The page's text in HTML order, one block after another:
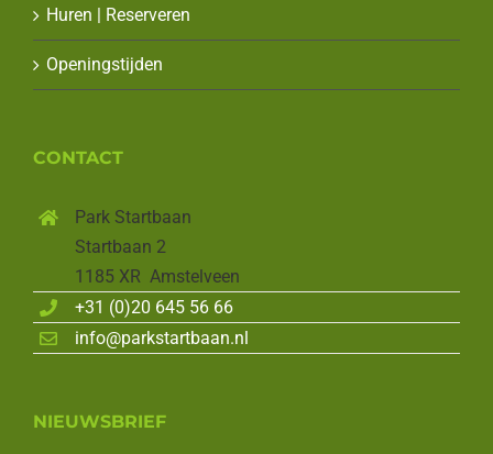
Huren | Reserveren
Openingstijden
CONTACT
Park Startbaan
Startbaan 2
1185 XR Amstelveen
+31 (0)20 645 56 66
info@parkstartbaan.nl
NIEUWSBRIEF